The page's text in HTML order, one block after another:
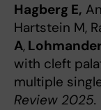
Hagberg E,
Hartstein M,
A,
with cleft
multiple
Review 2025.